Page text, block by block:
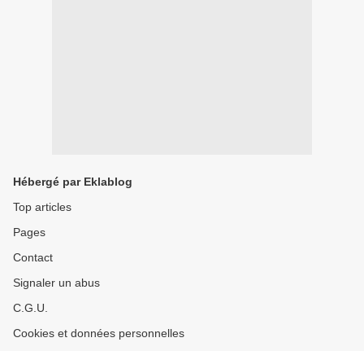
Hébergé par Eklablog
Top articles
Pages
Contact
Signaler un abus
C.G.U.
Cookies et données personnelles